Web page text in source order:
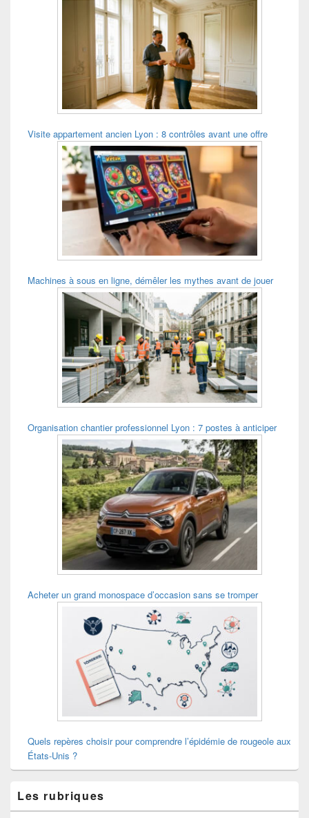
Visite appartement ancien Lyon : 8 contrôles avant une offre
Machines à sous en ligne, démêler les mythes avant de jouer
Organisation chantier professionnel Lyon : 7 postes à anticiper
Acheter un grand monospace d’occasion sans se tromper
Quels repères choisir pour comprendre l’épidémie de rougeole aux
États-Unis ?
Les rubriques